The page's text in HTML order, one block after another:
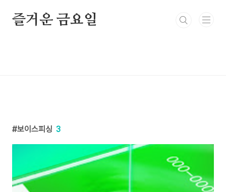
즐거운 금요일
보이스피싱 3